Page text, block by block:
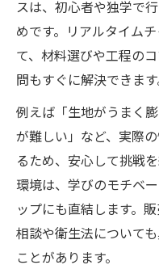
スは、初心者や独学で
めです。リアルタイム
て、材料選びや工程の
問もすぐに解決できます
例えば「生地がうまく
が難しい」など、実際
るため、安心して挑戦
環境は、学びのモチベ
ップにも直結します。
相談や衛生法について
ことがあります。